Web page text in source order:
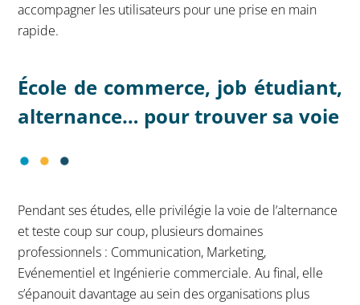
accompagner les utilisateurs pour une prise en main
rapide.
École de commerce, job étudiant,
alternance… pour trouver sa voie
Pendant ses études, elle privilégie la voie de l’alternance
et teste coup sur coup, plusieurs domaines
professionnels : Communication, Marketing,
Evénementiel et Ingénierie commerciale. Au final, elle
s’épanouit davantage au sein des organisations plus